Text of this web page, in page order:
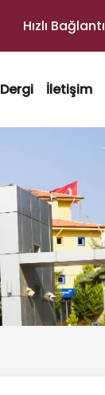
Hızlı Bağlantı
Dergi İletişim